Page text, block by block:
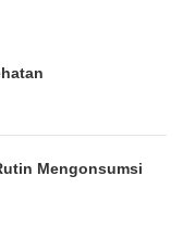
Mengonsumsi